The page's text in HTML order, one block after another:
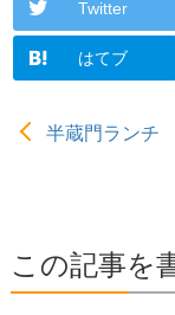
Twitter
はてブ
半蔵門ランチ
この記事を